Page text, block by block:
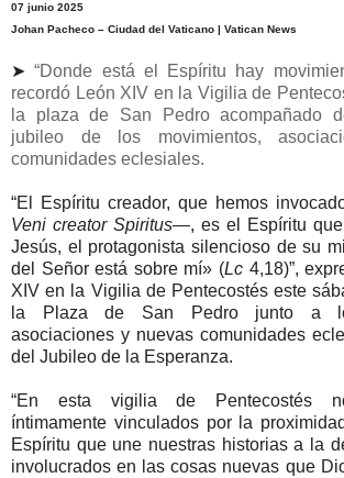
07 junio 2025
Johan Pacheco – Ciudad del Vaticano | Vatican News
➤“Donde está el Espíritu hay
recordó León XIV en la Vigilia de
la plaza de San Pedro acompañado
jubileo de los movimientos,
comunidades eclesiales.
“El Espíritu creador, que hemos
Veni creator Spiritus—, es el Espíritu
Jesús, el protagonista silencioso de su
del Señor está sobre mí» (Lc 4,18)”,
XIV en la Vigilia de Pentecostés este
la Plaza de San Pedro junto a
asociaciones y nuevas comunidades
del Jubileo de la Esperanza.
“En esta vigilia de Pentecostés
íntimamente vinculados por la
Espíritu que une nuestras historias a la
involucrados en las cosas nuevas que